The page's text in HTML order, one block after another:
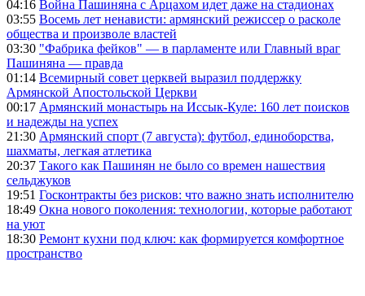
04:16 Война Пашиняна с Арцахом идет даже на стадионах
03:55 Восемь лет ненависти: армянский режиссер о расколе
общества и произволе властей
03:30 "Фабрика фейков" — в парламенте или Главный враг
Пашиняна — правда
01:14 Всемирный совет церквей выразил поддержку
Армянской Апостольской Церкви
00:17 Армянский монастырь на Иссык-Куле: 160 лет поисков
и надежды на успех
21:30 Армянский спорт (7 августа): футбол, единоборства,
шахматы, легкая атлетика
20:37 Такого как Пашинян не было со времен нашествия
сельджуков
19:51 Госконтракты без рисков: что важно знать исполнителю
18:49 Окна нового поколения: технологии, которые работают
на уют
18:30 Ремонт кухни под ключ: как формируется комфортное
пространство